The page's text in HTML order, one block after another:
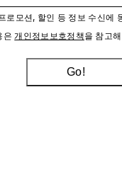
로모션, 할인 등 정보 수신에
은개인정보보호정책을 참고해
Go!